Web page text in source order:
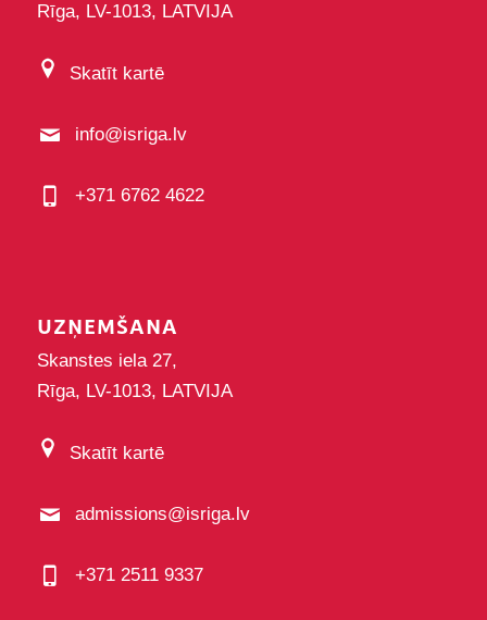
Rīga, LV-1013, LATVIJA
Skatīt kartē
info@isriga.lv
+371 6762 4622
UZŅEMŠANA
Skanstes iela 27,
Rīga, LV-1013, LATVIJA
Skatīt kartē
admissions@isriga.lv
+371 2511 9337